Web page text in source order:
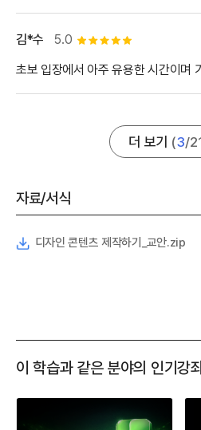
5.0 별점 5개
김*수
초보 입장에서 아주 유용한 시간이며
더 보기 (3/
자료/서식
디자인 콘텐츠 제작하기_교안.zip
이 학습과 같은 분야의 인기강